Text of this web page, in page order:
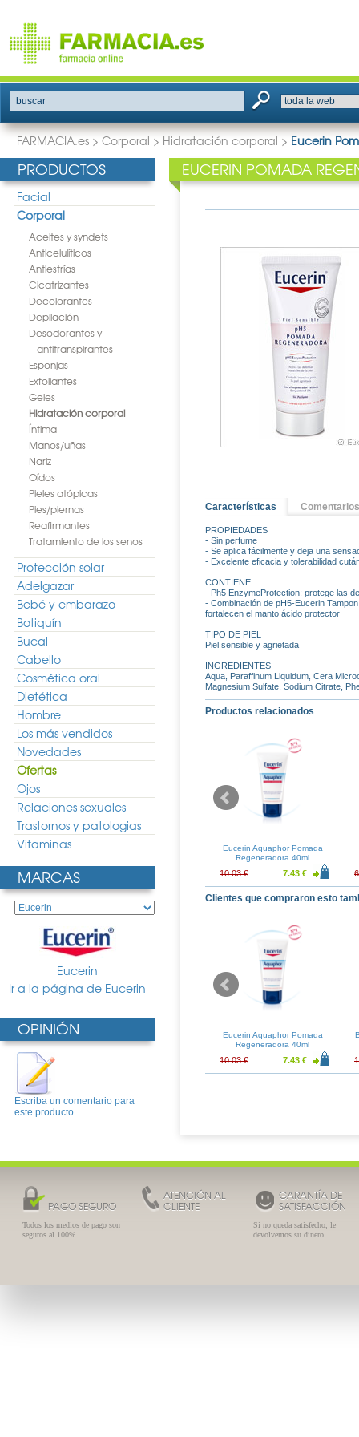
buscar
FARMACIA.es > Corporal > Hidratación corporal > Eucerin
PRODUCTOS
Facial
Corporal
Aceites y syndets
Anticelulíticos
Antiestrías
Cicatrizantes
Decolorantes
Depilación
Desodorantes y
antitranspirantes
Esponjas
Exfoliantes
Geles
Hidratación corporal
Íntima
Manos/uñas
Nariz
Oídos
Pieles atópicas
Pies/piernas
Reafirmantes
Tratamiento de los senos
Protección solar
Adelgazar
Bebé y embarazo
Botiquín
Bucal
Cabello
Cosmética oral
Dietética
Hombre
Los más vendidos
Novedades
Ofertas
Ojos
Relaciones sexuales
Trastornos y patologias
Vitaminas
MARCAS
Eucerin
Ir a la página de Eucerin
OPINIÓN
Escriba un comentario para
este producto
EUCERIN POMADA
Características Comentarios
PROPIEDADES
- Sin perfume
- Se aplica fácilmente y deja una
- Excelente eficacia y tolerabilidad
CONTIENE
- Ph5 EnzymeProtection: protege las
- Combinación de pH5-Eucerin
fortalecen el manto ácido protector
TIPO DE PIEL
Piel sensible y agrietada
INGREDIENTES
Aqua, Paraffinum Liquidum, Cera
Magnesium Sulfate, Sodium Citrate,
Productos relacionados
Pomada
11.63 €
Eucerin Aquaphor Pomada
Regeneradora 40ml
10.03 € 7.43 €
Clientes que compraron esto
Hidrofilo Zig-
1.02 €
Monodosis
Eucerin Aquaphor Pomada
Regeneradora 40ml
10.03 € 7.43 €
PAGO SEGURO
Todos los medios de pago son
seguros al 100%
ATENCIÓN AL
CLIENTE
GARANTÍA DE
SATISFACCIÓN
Si no queda satisfecho, le
devolvemos su dinero